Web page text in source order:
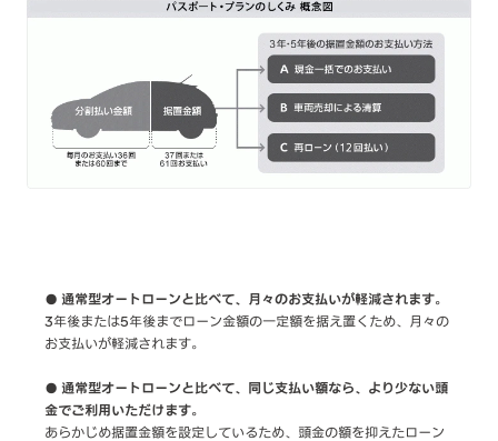
● 通常型オートローンと比べて、月々のお支払いが軽減されます。
3年後または5年後までローン金額の一定額を据え置くため、月々の
お支払いが軽減されます。
● 通常型オートローンと比べて、同じ支払い額なら、より少ない頭
金でご利用いただけます。
あらかじめ据置金額を設定しているため、頭金の額を抑えたローン